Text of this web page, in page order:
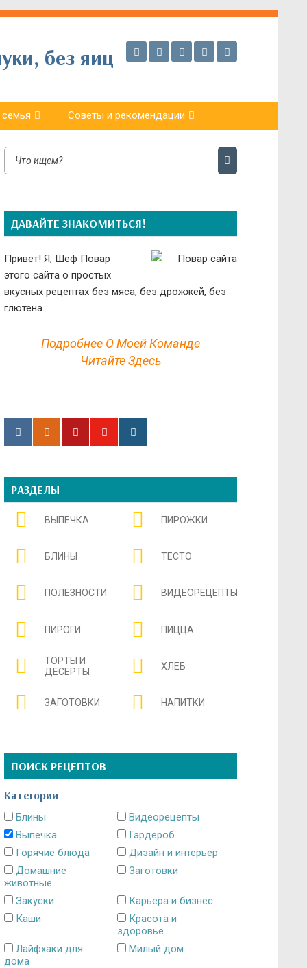
без яиц
Советы и рекомендации
ДАВАЙТЕ ЗНАКОМИТЬСЯ!
Привет! Я, Шеф Повар
этого сайта о простых
вкусных рецептах без мяса, без дрожжей, без
глютена.
Подробнее О Моей Команде
Читайте Здесь
РАЗДЕЛЫ
ВЫПЕЧКА ПИРОЖКИ
БЛИНЫ ТЕСТО
ПОЛЕЗНОСТИ ВИДЕОРЕЦЕПТЫ
ПИРОГИ ПИЦЦА
ТОРТЫ И
ДЕСЕРТЫ
ХЛЕБ
ЗАГОТОВКИ НАПИТКИ
ПОИСК РЕЦЕПТОВ
Категории
Блины
Видеорецепты
Выпечка
Гардероб
Горячие блюда
Дизайн и интерьер
Домашние
животные
Заготовки
Закуски
Карьера и бизнес
Каши
Красота и
здоровье
Лайфхаки для
дома
Милый дом